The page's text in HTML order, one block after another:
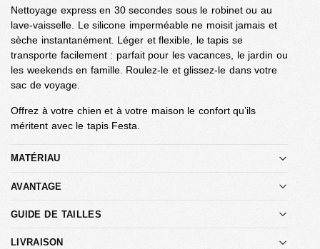
Nettoyage express en 30 secondes sous le robinet ou au
lave-vaisselle. Le silicone imperméable ne moisit jamais et
sèche instantanément. Léger et flexible, le tapis se
transporte facilement : parfait pour les vacances, le jardin ou
les weekends en famille. Roulez-le et glissez-le dans votre
sac de voyage.
Offrez à votre chien et à votre maison le confort qu’ils
méritent avec le tapis Festa.
MATÉRIAU
AVANTAGE
GUIDE DE TAILLES
LIVRAISON